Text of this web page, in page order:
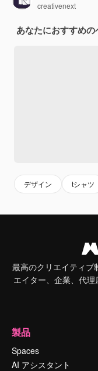
creativenext
あなたにおすすめ
デザイン tシャツ
最高のクリエイティブ
エイター、企業、代
製品
Spaces
AI アシスタント